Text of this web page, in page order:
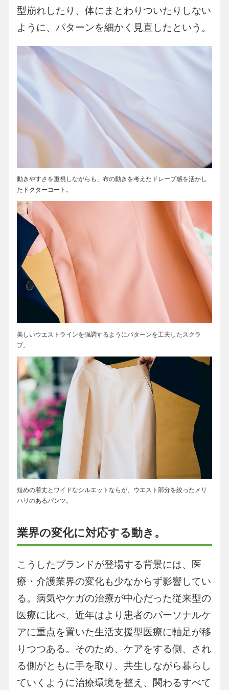
型崩れしたり、体にまとわりついたりしない
ように、パターンを細かく見直したという。
動きやすさを重視しながらも、布の動きを考えたドレープ感を活かし
たドクターコート。
美しいウエストラインを強調するようにパターンを工夫したスクラ
ブ。
短めの着丈とワイドなシルエットならが、ウエスト部分を絞ったメリ
ハリのあるパンツ。
業界の変化に対応する動き。
こうしたブランドが登場する背景には、医
療・介護業界の変化も少なからず影響してい
る。病気やケガの治療が中心だった従来型の
医療に比べ、近年はより患者のパーソナルケ
アに重点を置いた生活支援型医療に軸足が移
りつつある。そのため、ケアをする側、され
る側がともに手を取り、共生しながら暮らし
ていくように治療環境を整え、関わるすべて